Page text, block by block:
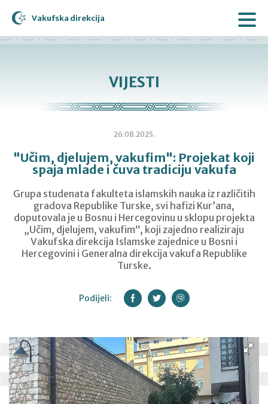
Vakufska direkcija
VIJESTI
26.08.2025.
"Učim, djelujem, vakufim": Projekat koji
spaja mlade i čuva tradiciju vakufa
Grupa studenata fakulteta islamskih nauka iz različitih
gradova Republike Turske, svi hafizi Kur’ana,
doputovala je u Bosnu i Hercegovinu u sklopu projekta
„Učim, djelujem, vakufim“, koji zajedno realiziraju
Vakufska direkcija Islamske zajednice u Bosni i
Hercegovini i Generalna direkcija vakufa Republike
Turske.
Podijeli: